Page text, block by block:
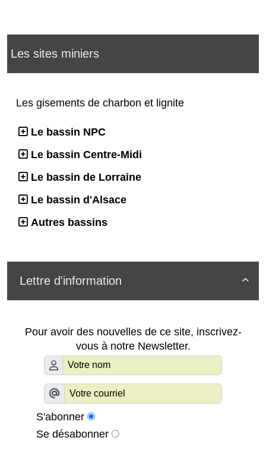
Les sites miniers
Les gisements de charbon et lignite
Le bassin NPC
Le bassin Centre-Midi
Le bassin de Lorraine
Le bassin d'Alsace
Autres bassins

Lettre d'information
Pour avoir des nouvelles de ce site, inscrivez-
vous à notre Newsletter.
S'abonner
Se désabonner